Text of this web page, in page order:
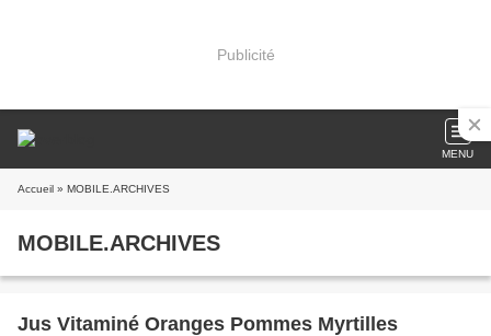
Publicité
MENU
Accueil » MOBILE.ARCHIVES
MOBILE.ARCHIVES
Jus Vitaminé Oranges Pommes Myrtilles